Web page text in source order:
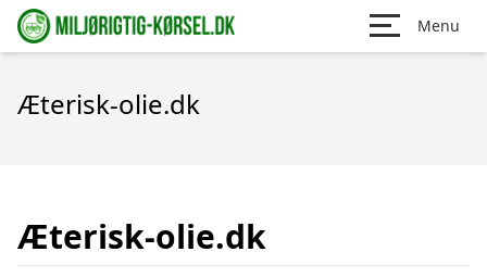
Menu
Æterisk-olie.dk
Æterisk-olie.dk